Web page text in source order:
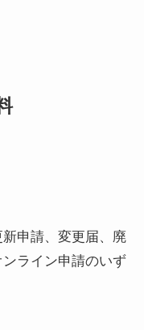
申請、変更届、廃
ライン申請のいず